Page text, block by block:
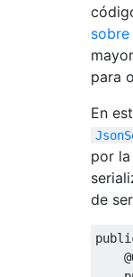
para
En
por
de